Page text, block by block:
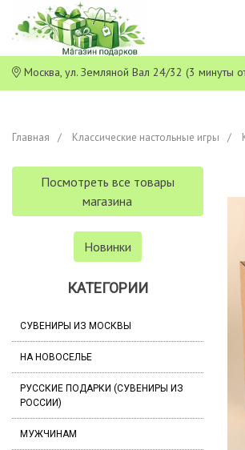
Москва, ул. Земляной Вал 24/32 (3 минуты
Главная Классические настольные игры
Посмотреть все товары
магазина
Новинки
КАТЕГОРИИ
СУВЕНИРЫ ИЗ МОСКВЫ
НА НОВОСЕЛЬЕ
РУССКИЕ ПОДАРКИ (СУВЕНИРЫ ИЗ
РОССИИ)
МУЖЧИНАМ